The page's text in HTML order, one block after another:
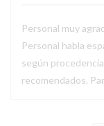
Personal muy
Personal habla
según
recomendados.